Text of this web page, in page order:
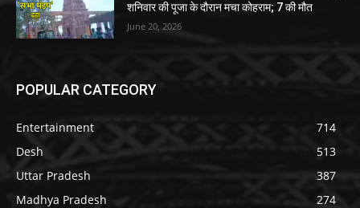
शनिवार की पूजा के दौरान मचा कोहराम; 7 की मौत
June 20, 2026
POPULAR CATEGORY
Entertainment
714
Desh
513
Uttar Pradesh
387
Madhya Pradesh
274